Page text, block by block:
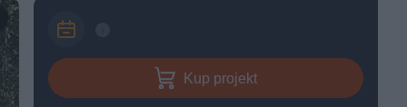
Kup projekt